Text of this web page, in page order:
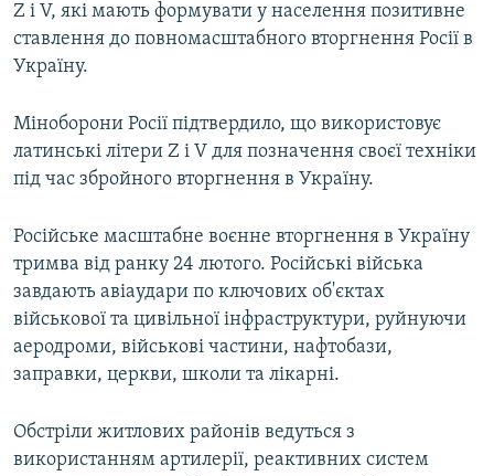
Z і V, які мають формувати у населення позитивне
ставлення до повномасштабного вторгнення Росії в
Україну.
Міноборони Росії підтвердило, що використовує
латинські літери Z і V для позначення своєї техніки
під час збройного вторгнення в Україну.
Російське масштабне воєнне вторгнення в Україну
тримва від ранку 24 лютого. Російські війська
завдають авіаудари по ключових об'єктах
військової та цивільної інфраструктури, руйнуючи
аеродроми, військові частини, нафтобази,
заправки, церкви, школи та лікарні.
Обстріли житлових районів ведуться з
використанням артилерії, реактивних систем